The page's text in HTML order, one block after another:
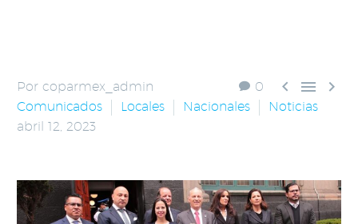
0   
Por coparmex_admin
Comunicados
Locales Nacionales
Noticias
abril 12, 2023